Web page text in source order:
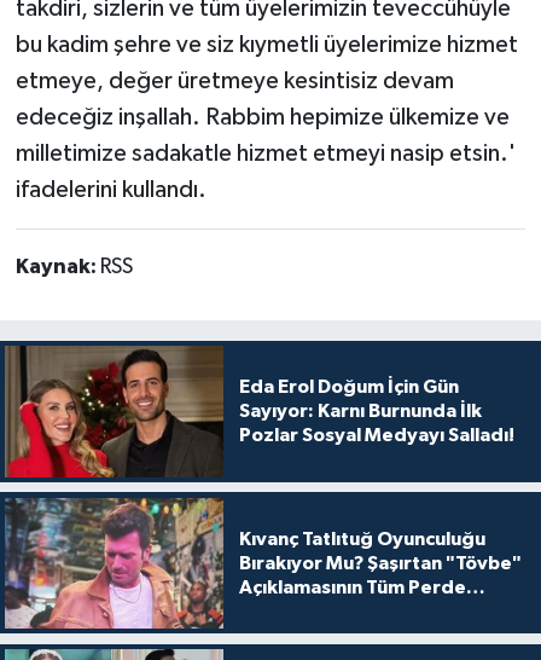
takdiri, sizlerin ve tüm üyelerimizin teveccühüyle
bu kadim şehre ve siz kıymetli üyelerimize hizmet
etmeye, değer üretmeye kesintisiz devam
edeceğiz inşallah. Rabbim hepimize ülkemize ve
milletimize sadakatle hizmet etmeyi nasip etsin.'
ifadelerini kullandı.
Kaynak: RSS
Eda Erol Doğum İçin Gün
Sayıyor: Karnı Burnunda İlk
Pozlar Sosyal Medyayı Salladı!
Kıvanç Tatlıtuğ Oyunculuğu
Bırakıyor Mu? Şaşırtan "Tövbe"
Açıklamasının Tüm Perde